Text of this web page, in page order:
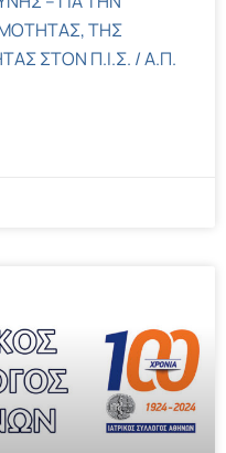
ΤΗΣ
ΣΤΟΝ Π.Ι.Σ. / Α.Π.